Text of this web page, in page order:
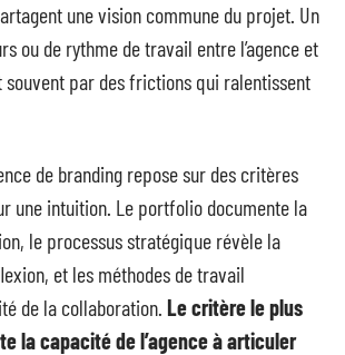
une vision commune du projet. Un
ou de rythme de travail entre l’agence et
par des frictions qui ralentissent
de branding repose sur des critères
une intuition. Le portfolio documente la
le processus stratégique révèle la
et les méthodes de travail
de la collaboration. Le critère le plus
la capacité de l’agence à articuler